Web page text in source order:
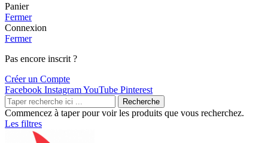
Panier
Fermer
Connexion
Fermer
Pas encore inscrit ?
Créer un Compte
Facebook InstagramYouTube Pinterest
Recherche
Commencez à taper pour voir les produits que vous recherchez.
Les filtres